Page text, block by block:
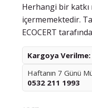
Herhangi bir katkı
içermemektedir.
ECOCERT
Kargoya Verilme:
Haftanın 7 Günü
0532 211 1993